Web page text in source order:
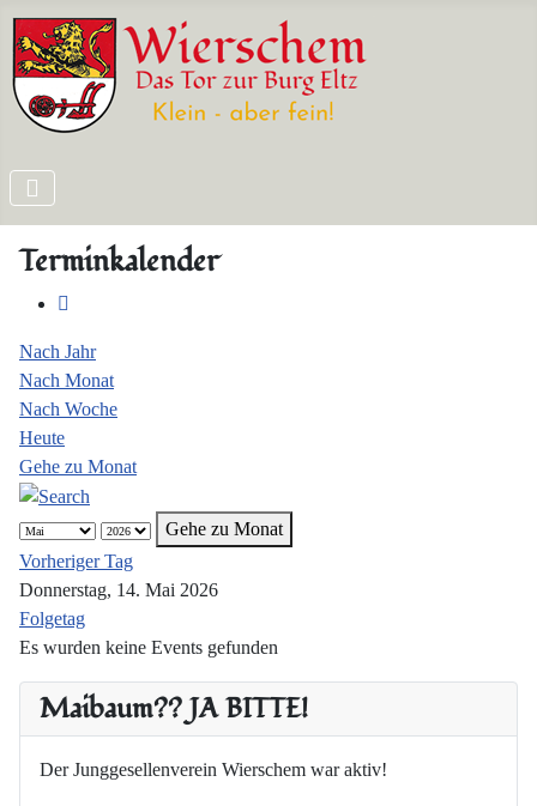
Maibaum?? JA BITTE!
Der Junggesellenverein Wierschem war aktiv!
Terminkalender
Nach Jahr
Nach Monat
Nach Woche
Heute
Gehe zu Monat
Gehe zu Monat
Vorheriger Tag
Donnerstag, 14. Mai 2026
Folgetag
Es wurden keine Events gefunden